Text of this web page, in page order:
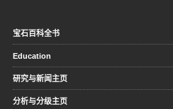
宝石百科全书
Education
研究与新闻主页
分析与分级主页